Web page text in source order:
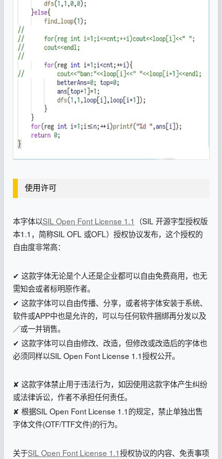
使用许可
本字体以SIL Open Font License 1.1 （SIL 开源字型授权版
本1.1，简称SIL OFL 或OFL） 授权协议发布，这个授权的
自由度非常高：
✔ 这款字体无论是个人还是企业都可以自由免费商用，也无
需知会或者标明原作者。
✔ 这款字体可以自由传播、分享，或者将字体安装于系统、
软件或APP中也是允许的，可以与任何软件捆绑再分发以及
／或一并销售。
✔ 这款字体可以自由修改、改造，但修改或改造后的字体也
必须同样以SIL Open Font License 1.1授权公开。
✘ 这款字体禁止用于违法行为，如因使用这款字体产生纠纷
或法律诉讼，作者不承担任何责任。
✘ 根据SIL Open Font License 1.1的规定，禁止单独出售
字体文件(OTF/TTF文件)的行为。
关于SIL Open Font License 1.1授权协议的内容、免责事项